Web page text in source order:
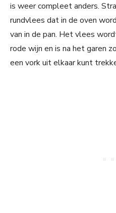
is weer compleet anders.
rundvlees dat in de oven
van in de pan. Het vlees
rode wijn en is na het garen
een vork uit elkaar kunt